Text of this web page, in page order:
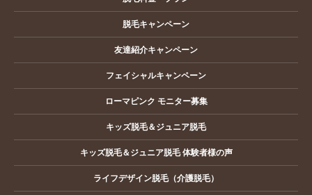
脱毛キャンペーン
友達紹介キャンペーン
フェイシャルキャンペーン
ローマピンク モニター募集
キッズ脱毛＆ジュニア脱毛
キッズ脱毛＆ジュニア脱毛 体験者様の声
ライフデザイン脱毛（介護脱毛）